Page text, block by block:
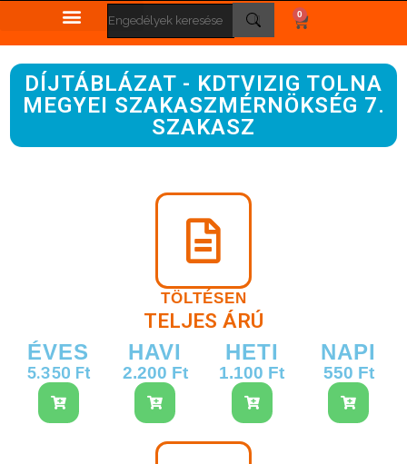
0
DÍJTÁBLÁZAT - KDTVIZIG TOLNA
MEGYEI SZAKASZMÉRNÖKSÉG 7.
SZAKASZ
TÖLTÉSEN
TELJES ÁRÚ
ÉVES
5.350 Ft
HAVI
2.200 Ft
HETI
1.100 Ft
NAPI
550 Ft